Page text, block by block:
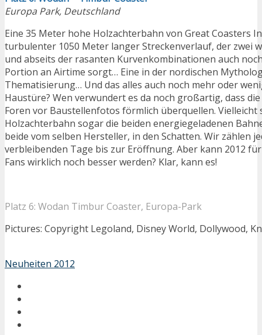
Europa Park, Deutschland
Eine 35 Meter hohe Holzachterbahn von Great Coasters
turbulenter 1050 Meter langer Streckenverlauf, der zwei
und abseits der rasanten Kurvenkombinationen auch
Portion an Airtime sorgt… Eine in der nordischen
Thematisierung… Und das alles auch noch mehr oder
Haustüre? Wen verwundert es da noch großartig, dass
Foren vor Baustellenfotos förmlich überquellen. Vielleicht
Holzachterbahn sogar die beiden energiegeladenen
beide vom selben Hersteller, in den Schatten. Wir zählen
verbleibenden Tage bis zur Eröffnung. Aber kann 2012
Fans wirklich noch besser werden? Klar, kann es!
Platz 6: Wodan Timbur Coaster, Europa-Park
Pictures: Copyright Legoland, Disney World, Dollywood,
Neuheiten 2012